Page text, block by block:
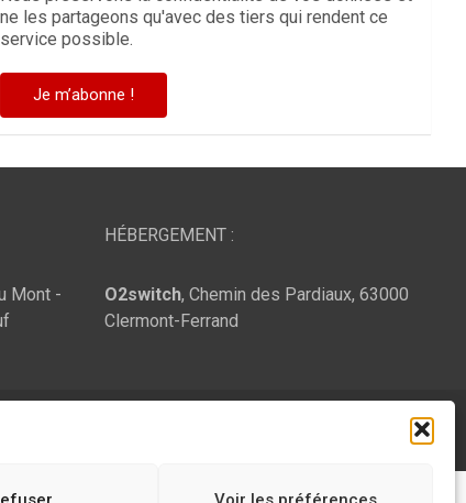
ne les partageons qu'avec des tiers qui rendent ce
service possible.
Mont -
HÉBERGEMENT :
O2switch, Chemin des Pardiaux, 63000
Clermont-Ferrand